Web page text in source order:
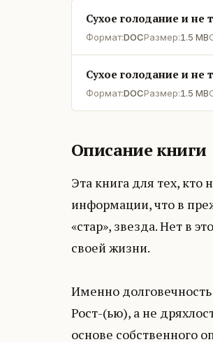
Сухое голодание и не
Формат:DOCРазмер:1.5 MB
Сухое голодание и не
Формат:DOCРазмер:1.5 MB
Описание книги
Эта книга для тех,
информации, что в
«стар», звезда. Нет в
своей жизни.
Именно
Рост-(ью), а не
основе собственного